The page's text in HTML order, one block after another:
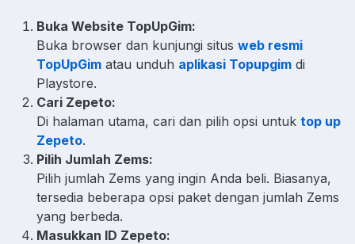
Buka Website TopUpGim:
Buka browser dan kunjungi situs web resmi
TopUpGim atau unduh aplikasi Topupgim di
Playstore.
Cari Zepeto:
Di halaman utama, cari dan pilih opsi untuk top up
Zepeto.
Pilih Jumlah Zems:
Pilih jumlah Zems yang ingin Anda beli. Biasanya,
tersedia beberapa opsi paket dengan jumlah Zems
yang berbeda.
Masukkan ID Zepeto: